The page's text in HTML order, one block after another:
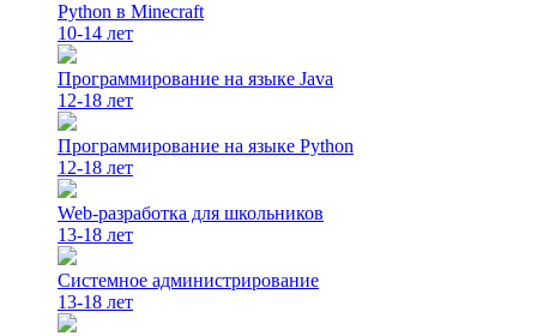
Python в Minecraft
10-14 лет
Программирование на языке Java
12-18 лет
Программирование на языке Python
12-18 лет
Web-разработка для школьников
13-18 лет
Системное администрирование
13-18 лет